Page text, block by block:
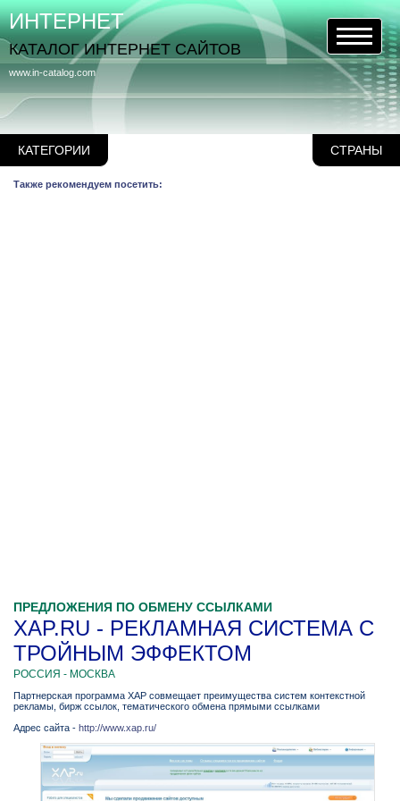
КАТЕГОРИИ СТРАНЫ
www.in-catalog.com
ИНТЕРНЕТ
КАТАЛОГ ИНТЕРНЕТ САЙТОВ
Также рекомендуем посетить:
ПРЕДЛОЖЕНИЯ ПО ОБМЕНУ ССЫЛКАМИ
XAP.RU - РЕКЛАМНАЯ СИСТЕМА С
ТРОЙНЫМ ЭФФЕКТОМ
РОССИЯ - МОСКВА
Партнерская программа XAP совмещает преимущества систем контекстной
рекламы, бирж ссылок, тематического обмена прямыми ссылками
Адрес сайта - http://www.xap.ru/